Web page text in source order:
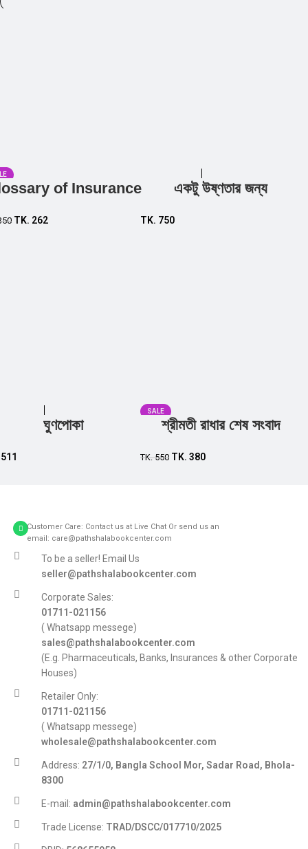
of Insurance
TK. 262
Add to cart
একটু উষ্ণতার জন্য
TK. 750
Add to cart
ঘুণপোকা
511
SALE
শ্রীমতী রাধার শেষ সংবাদ
TK.550 TK. 380
Customer Care: Contact us at Live Chat Or send us an
email: care@pathshalabookcenter.com
To be a seller! Email Us
seller@pathshalabookcenter.com
Corporate Sales:
01711-021156
( Whatsapp messege)
sales@pathshalabookcenter.com
(E.g. Pharmaceuticals, Banks, Insurances & other Corporate
Houses)
Retailer Only:
01711-021156
( Whatsapp messege)
wholesale@pathshalabookcenter.com
Address: 27/1/0, Bangla School Mor, Sadar Road, Bhola-
8300
E-mail: admin@pathshalabookcenter.com
Trade License: TRAD/DSCC/017710/2025